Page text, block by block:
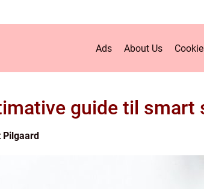
Ads About Us
guide til smart
Pilgaard